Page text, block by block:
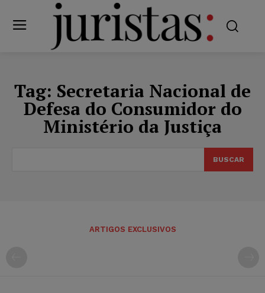
Tag: Secretaria Nacional de
Defesa do Consumidor do
Ministério da Justiça
BUSCAR
ARTIGOS EXCLUSIVOS